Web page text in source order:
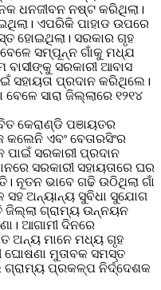
ଧନଜୀବନ ନଷ୍ଟ କରିଥିଲା।
ଏପରିକି ପାହାଡ ଉପରେ
ହୋଇଥିଲା। ସରକାର ଗୃହ
ବେଳେ ସମ୍ପୂନ୍ନ ଗାଁକୁ ମଧ୍ଯ
ସରକାରୀ ଆବାସ
ସହାୟତା ପ୍ରଦାନ କରିଥିଲେ।
ସାରା ଜିଲ୍ଲାରେ ୧୨୧୪
କେରାଣ୍ଡି ପଞାୟତର
ଏବଂ ବେତାରସିଂର
ସରକାରୀ ପ୍ରଦାନ
ସରକାରୀ ସହାୟତାରେ ଘର
ନୂତନ ଭାବେ ଗଢି ଉଠିଥିଲା ଗାଁ
ସହ ଅନ୍ୟାନ୍ୟ ସୁବିଧା ସୁଯୋଗ
ଜିଲ୍ଲା ଗ୍ରାମ୍ୟ ଉନ୍ନୟନ
ଆଗାମୀ ଦିନରେ
ଅନ୍ୟ ମାନେ ମଧ୍ୟ ଗୃହ
ଘୋଷଣା ମୁତାବକ ସମସ୍ତ
ପ୍ରକଳ୍ପ ନିର୍ଦ୍ଦେଶକ